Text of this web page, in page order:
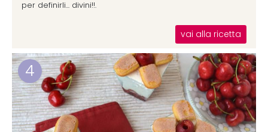
per definirli... divini!!.
vai alla ricetta
4